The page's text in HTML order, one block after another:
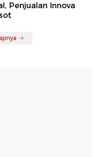
Penjualan Innova